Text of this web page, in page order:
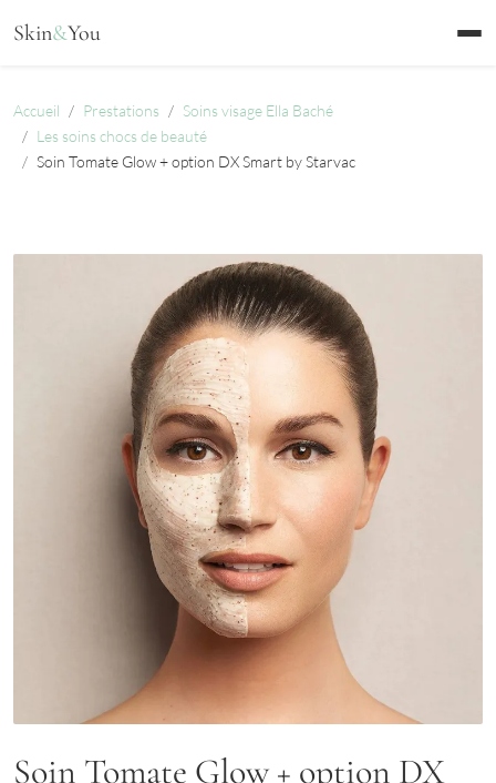
Skin&You
Accueil Prestations
Soins visage Ella Baché
Les soins chocs de beauté
Soin Tomate Glow + option DX Smart by Starvac
Soin Tomate Glow + option DX